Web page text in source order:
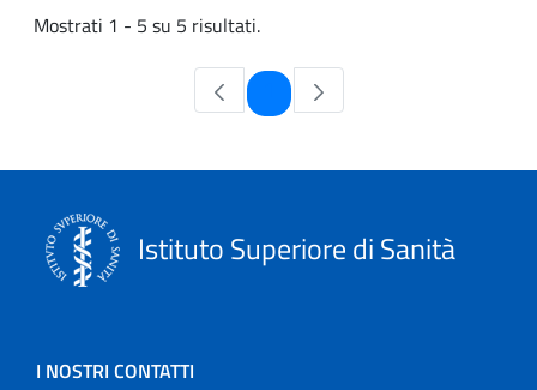
Mostrati 1 - 5 su 5 risultati.
Pagina
Istituto Superiore di Sanità
I NOSTRI CONTATTI